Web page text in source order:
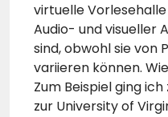
virtuelle
Audio- und visueller
sind, obwohl sie von
variieren können.
Zum Beispiel ging
zur University of